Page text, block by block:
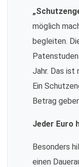
möglich
begleiten.
Jahr. Das ist
Ein
Betrag
Jeder Euro
Besonders
einen